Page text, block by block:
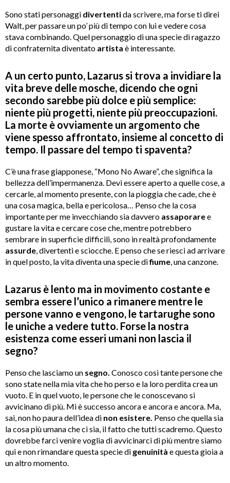
Sono stati personaggi divertentida scrivere, ma forse ti direi
Walt, per passare un po’ più di tempo con lui e vedere cosa
stava combinando. Quel personaggio di una specie di ragazzo
di confraternita diventato artista è interessante.
A un certo punto, Lazarus si trova a invidiare la
vita breve delle mosche, dicendo che ogni
secondo sarebbe più dolce e più semplice:
niente più progetti, niente più preoccupazioni.
La morte è ovviamente un argomento che
viene spesso affrontato, insieme al concetto di
tempo. Il passare del tempo ti spaventa?
C’è una frase giapponese, “Mono No Aware”, che significa la
bellezza dell’impermanenza. Devi essere aperto a quelle cose, a
cercarle, al momento presente, con la pioggia che cade, che è
una cosa magica, bella e pericolosa… Penso che la cosa
importante per me invecchiando sia davvero assaporaree
gustare la vita e cercare cose che, mentre potrebbero
sembrare in superficie difficili, sono in realtà profondamente
assurde, divertenti e sciocche. E penso che se riesci ad arrivare
in quel posto, la vita diventa una specie difiume, una canzone.
Lazarus è lento ma in movimento costante e
sembra essere l’unico a rimanere mentre le
persone vanno e vengono, le tartarughe sono
le uniche a vedere tutto. Forse la nostra
esistenza come esseri umani non lascia il
segno?
Penso che lasciamo un segno. Conosco così tante persone che
sono state nella mia vita che ho perso e la loro perdita crea un
vuoto. E in quel vuoto, le persone che le conoscevano si
avvicinano di più. Mi è successo ancora e ancora e ancora. Ma,
sai, non ho paura dell’idea di non esistere. Penso che quella sia
la cosa più umana che ci sia, il fatto che tutti scadremo.Questo
dovrebbe farci venire voglia di avvicinarci di più mentre siamo
qui e non rimandare questa specie di genuinità e questa gioia a
un altro momento.